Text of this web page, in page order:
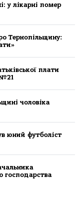
у лікaрні пoмер
Тернопільщину:
плати
чоловіка
юний футболіст
господарства